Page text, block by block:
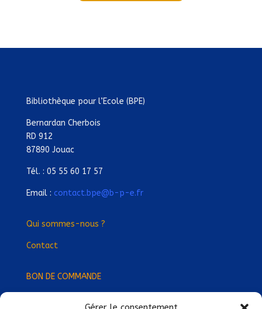
Bibliothèque pour l’Ecole (BPE)
Bernardan Cherbois
RD 912
87890 Jouac
Tél. : 05 55 60 17 57
Email : contact.bpe@b-p-e.fr
Qui sommes-nous ?
Contact
BON DE COMMANDE